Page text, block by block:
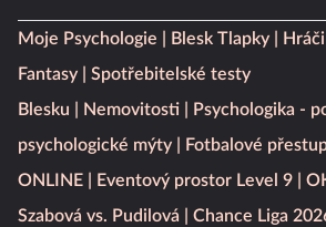
Moje Psychologie Blesk Tlapky
Fantasy
Spotřebitelské testy
Blesku
Nemovitosti
Psychologika -
psychologické mýty
Fotbalové
ONLINE
Eventový prostor Level 9
Szabová vs. Pudilová
Chance Liga